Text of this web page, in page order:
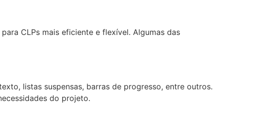
CLPs mais eficiente e flexível. Algumas das
listas suspensas, barras de progresso, entre outros.
do projeto.